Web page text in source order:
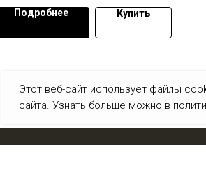
Подробнее Купить
Этот веб-сайт использует файлы
сайта. Узнать больше можно в